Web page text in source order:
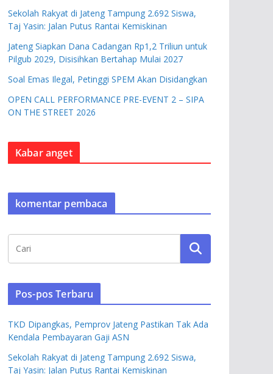
Sekolah Rakyat di Jateng Tampung 2.692 Siswa,
Taj Yasin: Jalan Putus Rantai Kemiskinan
Jateng Siapkan Dana Cadangan Rp1,2 Triliun untuk
Pilgub 2029, Disisihkan Bertahap Mulai 2027
Soal Emas Ilegal, Petinggi SPEM Akan Disidangkan
OPEN CALL PERFORMANCE PRE-EVENT 2 – SIPA
ON THE STREET 2026
Kabar anget
komentar pembaca
Pos-pos Terbaru
TKD Dipangkas, Pemprov Jateng Pastikan Tak Ada
Kendala Pembayaran Gaji ASN
Sekolah Rakyat di Jateng Tampung 2.692 Siswa,
Taj Yasin: Jalan Putus Rantai Kemiskinan